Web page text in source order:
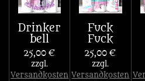
Drinker
bell
25,00 €
zzgl.
Versandkosten
Fuck
Fuck
25,00 €
zzgl.
Versandkosten